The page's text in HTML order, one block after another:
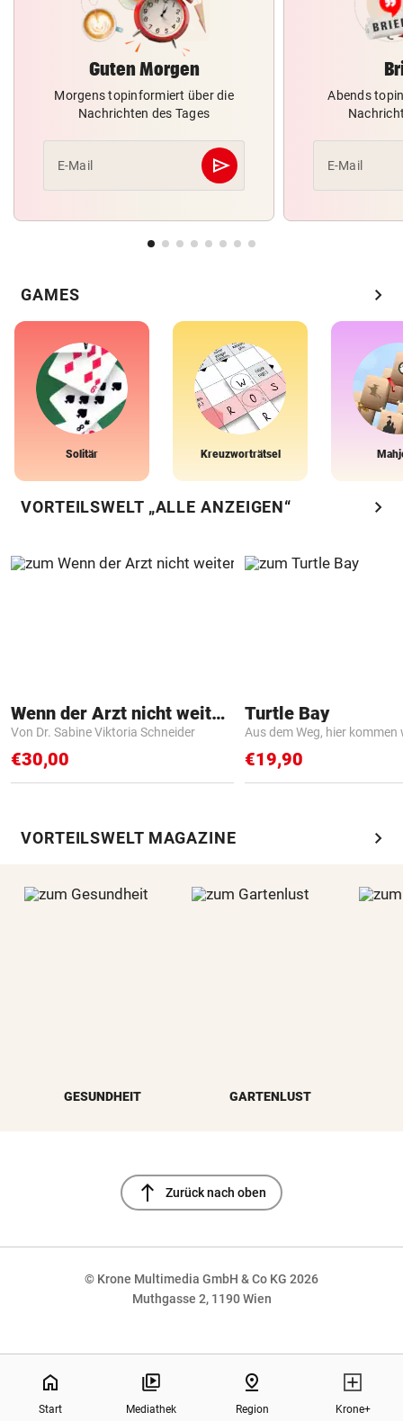
Guten Morgen
Morgens topinformiert über die
Nachrichten des Tages
E-Mail send
Abschicken
Abends
E-Mail
GAMES chevron_right
Solitär Kreuzworträtsel
VORTEILSWELT „ALLE ANZEIGEN“ chevron_right
Wenn der Arzt nicht weiter weiß
Von Dr. Sabine Viktoria Schneider
€30,00
Turtle Bay
Aus dem Weg, hier kommen
€19,90
VORTEILSWELT MAGAZINE chevron_right
GESUNDHEIT GARTENLUST
north Zurück nach oben
© Krone Multimedia GmbH & Co KG 2026
Muthgasse 2, 1190 Wien
home
Start Mediathek
pin_drop
Region Krone+
NaN%